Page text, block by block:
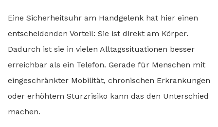
Eine Sicherheitsuhr am Handgelenk hat hier einen
entscheidenden Vorteil: Sie ist direkt am Körper.
Dadurch ist sie in vielen Alltagssituationen besser
erreichbar als ein Telefon. Gerade für Menschen mit
eingeschränkter Mobilität, chronischen Erkrankungen
oder erhöhtem Sturzrisiko kann das den Unterschied
machen.